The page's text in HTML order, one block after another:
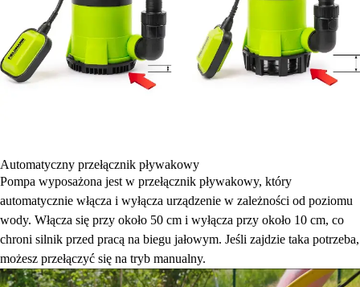
Automatyczny przełącznik pływakowy
Pompa wyposażona jest w przełącznik pływakowy, który
automatycznie włącza i wyłącza urządzenie w zależności od poziomu
wody. Włącza się przy około 50 cm i wyłącza przy około 10 cm, co
chroni silnik przed pracą na biegu jałowym. Jeśli zajdzie taka potrzeba,
możesz przełączyć się na tryb manualny.